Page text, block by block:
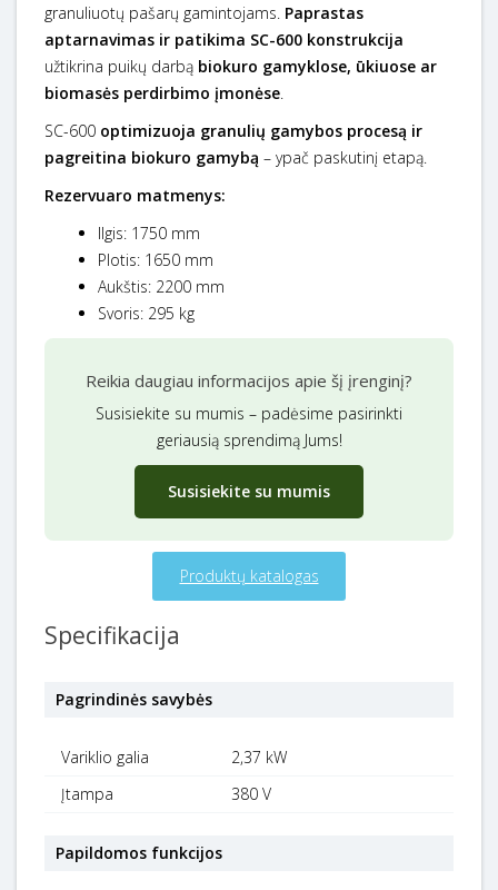
granuliuotų pašarų gamintojams. Paprastas
aptarnavimas ir patikima SC-600 konstrukcija
užtikrina puikų darbą biokuro gamyklose, ūkiuose ar
biomasės perdirbimo įmonėse
SC-600 optimizuoja granulių gamybos procesą ir
pagreitina biokuro gamybą – ypač paskutinį etapą.
Rezervuaro matmenys:
Ilgis: 1750 mm
Plotis: 1650 mm
Aukštis: 2200 mm
Svoris: 295 kg
Reikia daugiau informacijos apie šį įrenginį?
Susisiekite su mumis – padėsime pasirinkti
geriausią sprendimą Jums!
Susisiekite su mumis
Produktų katalogas
Specifikacija
Pagrindinės savybės
Variklio galia
2,37 kW
Įtampa
380 V
Papildomos funkcijos